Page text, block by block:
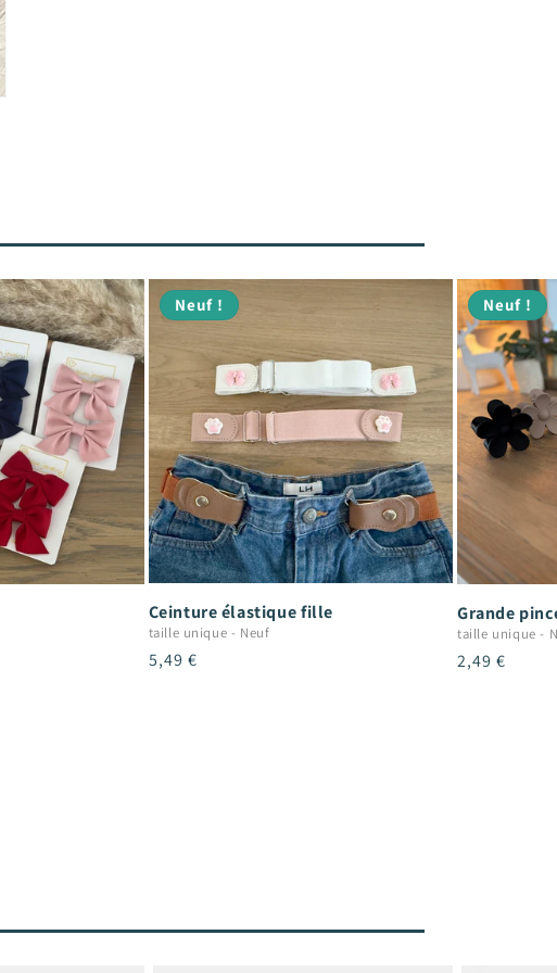
Neuf !
Ceinture élastique fille
taille unique - Neuf
Prix
5,49 €
Neuf !
Grande
taille unique -
Prix
2,49 €